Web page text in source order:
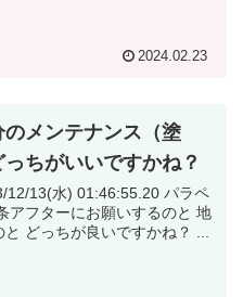
2024.02.23
のメンテナンス（塗
ちがいいですかね？
元の外壁屋根塗装専門店にお願いするのと どっちが良いですかね？ ...